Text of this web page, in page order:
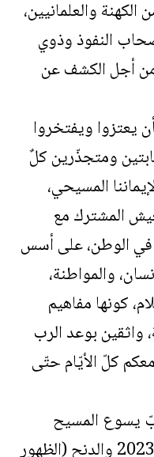
والعلمانيين،
النفوذ وذوي
من أجل الكشف عن
يعتزوا ويفتخروا
ومتجذّرين كلٌ
المسيحي،
المشترك مع
في الوطن، على أسس
والمواطنة،
كونها مفاهيم
واثقين بوعد الرب
كلّ الأيّام حتّى
يسوع المسيح
بالجسد ورأس السنة الجديدة 2023 والدنح (الظهور